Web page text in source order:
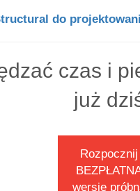
do
czas i
już
Rozpocznij
wersję